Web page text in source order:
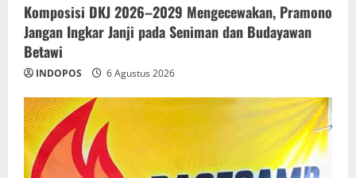
Komposisi DKJ 2026–2029 Mengecewakan, Pramono
Jangan Ingkar Janji pada Seniman dan Budayawan
Betawi
INDOPOS 6 Agustus 2026